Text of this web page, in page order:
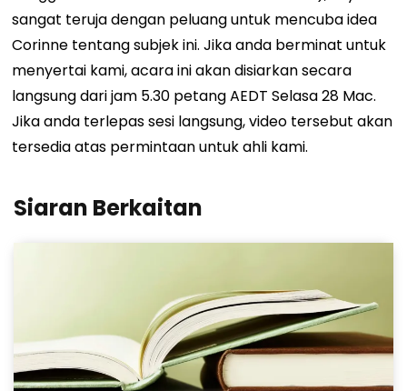
sangat teruja dengan peluang untuk mencuba idea
Corinne tentang subjek ini. Jika anda berminat untuk
menyertai kami, acara ini akan disiarkan secara
langsung dari jam 5.30 petang AEDT Selasa 28 Mac.
Jika anda terlepas sesi langsung, video tersebut akan
tersedia atas permintaan untuk ahli kami.
Siaran Berkaitan